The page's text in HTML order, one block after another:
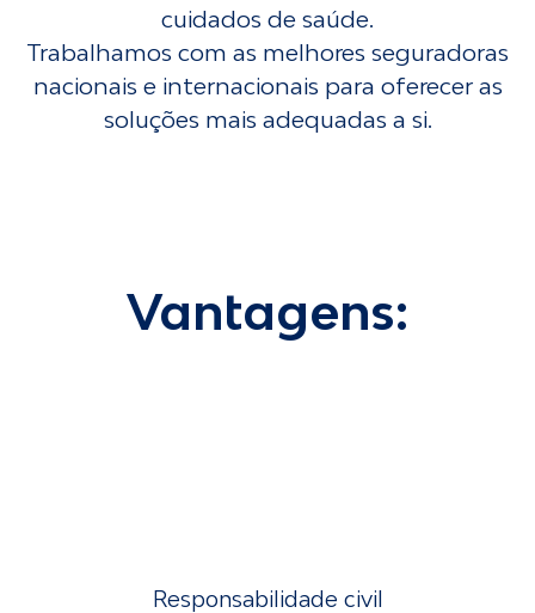
cuidados de saúde.
Trabalhamos com as melhores seguradoras
nacionais e internacionais para oferecer as
soluções mais adequadas a si.
Vantagens:
Responsabilidade civil